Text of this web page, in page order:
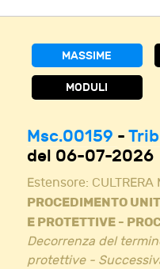
MASSIME
MODULI
Msc.00159 -
del 06-07-2026
Estensore: CULTRERA
PROCEDIMENTO
E PROTETTIVE -
Decorrenza del
protettive -